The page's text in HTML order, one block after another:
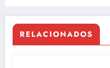
RELACIONADOS